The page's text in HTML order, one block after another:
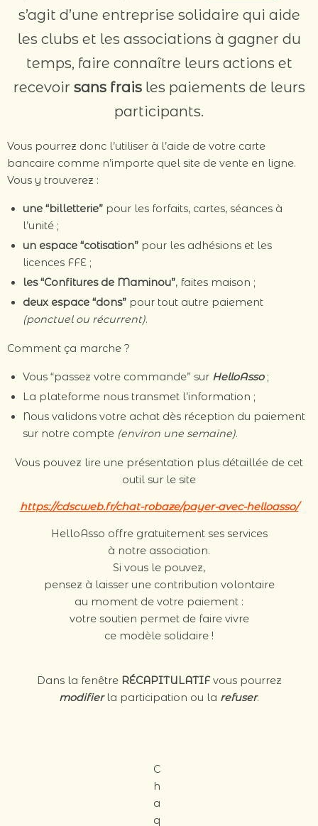
s’agit d’une entreprise solidaire qui aide
les clubs et les associations à gagner du
temps, faire connaître leurs actions et
recevoir sans fraisles paiements de leurs
participants.
Vous pourrez donc l’utiliser à l’aide de votre carte
bancaire comme n’importe quel site de vente en ligne.
Vous y trouverez :
une “billetterie”pour les forfaits, cartes, séances à
l’unité ;
un espace “cotisation”pour les adhésions et les
licences FFE ;
les “Confitures de Maminou”, faites maison ;
deux espace “dons”pour tout autre paiement
(ponctuel ou récurrent).
Comment ça marche ?
Vous “passez votre commande” sur HelloAsso ;
La plateforme nous transmet l’information ;
Nous validons votre achat dès réception du paiement
sur notre compte (environ une semaine).
Vous pouvez lire une présentation plus détaillée de cet
outil sur le site
https://cdscweb.fr/chat-robaze/payer-avec-helloasso/
HelloAsso offre gratuitement ses services
à notre association.
Si vous le pouvez,
pensez à laisser une contribution volontaire
au moment de votre paiement :
votre soutien permet de faire vivre
ce modèle solidaire !
Dans la fenêtre RÉCAPITULATIFvous pourrez
modifierla participation ou la refuser.
C
h
a
q